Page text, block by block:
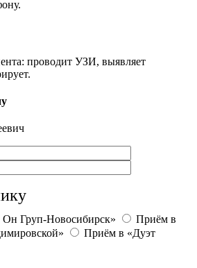
проводит УЗИ, выявляет
Груп-Новосибирск»
Приём в
Приём в «Дуэт